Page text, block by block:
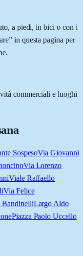
a piedi, in bici o con i
in questa pagina per
commerciali e luoghi
SospesoVia Giovanni
Via Lorenzo
Viale Raffaello
Via Felice
BandinelliLargo Aldo
Piazza Paolo Uccello